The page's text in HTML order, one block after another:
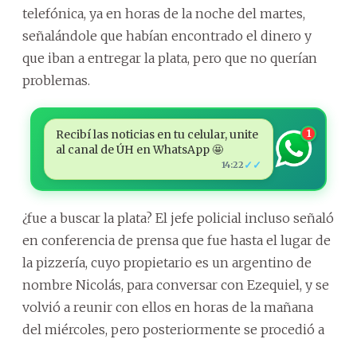
telefónica, ya en horas de la noche del martes,
señalándole que habían encontrado el dinero y
que iban a entregar la plata, pero que no querían
problemas.
Recibí las noticias en tu celular, unite
al canal de ÚH en WhatsApp 🤩
14:22 ✓✓
1
¿fue a buscar la plata? El jefe policial incluso señaló
en conferencia de prensa que fue hasta el lugar de
la pizzería, cuyo propietario es un argentino de
nombre Nicolás, para conversar con Ezequiel, y se
volvió a reunir con ellos en horas de la mañana
del miércoles, pero posteriormente se procedió a